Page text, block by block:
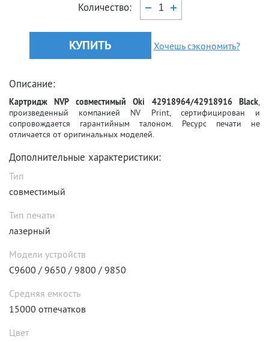
Количество:
КУПИТЬ Хочешь сэкономить?
Описание:
Картридж NVP совместимый Oki 42918964/42918916 Black,
произведенный компанией NV Print, сертифицирован и
сопровождается гарантийным талоном. Ресурс печати не
отличается от оригинальных моделей.
Дополнительные характеристики:
Тип
совместимый
Тип печати
лазерный
Модели устройств
C9600 / 9650 / 9800 / 9850
Средняя емкость
15000 отпечатков
Цвет